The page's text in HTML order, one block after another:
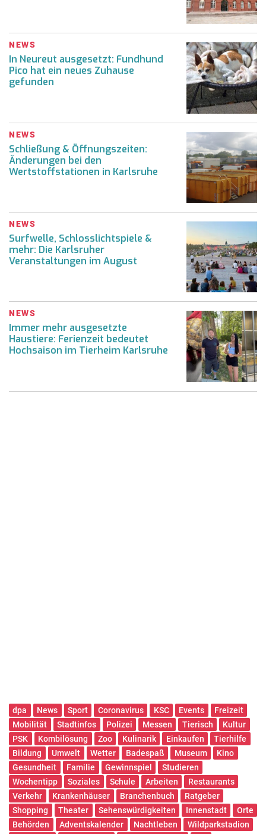
NEWS
In Neureut ausgesetzt: Fundhund
Pico hat ein neues Zuhause
gefunden
NEWS
Schließung & Öffnungszeiten:
Änderungen bei den
Wertstoffstationen in Karlsruhe
NEWS
Surfwelle, Schlosslichtspiele &
mehr: Die Karlsruher
Veranstaltungen im August
NEWS
Immer mehr ausgesetzte
Haustiere: Ferienzeit bedeutet
Hochsaison im Tierheim Karlsruhe
dpa News Sport Coronavirus KSC Events
Freizeit
Mobilität
Stadtinfos Polizei Messen Tierisch
Kultur
PSK
Kombilösung Zoo Kulinarik Einkaufen
Tierhilfe
Bildung
Umwelt Wetter Badespaß Museum
Kino
Gesundheit
Familie Gewinnspiel
Studieren
Wochentipp
Soziales Schule Arbeiten
Restaurants
Verkehr
Krankenhäuser Branchenbuch
Ratgeber
Shopping
Theater Sehenswürdigkeiten Innenstadt
Orte
Behörden
Adventskalender Nachtleben
Wildparkstadion